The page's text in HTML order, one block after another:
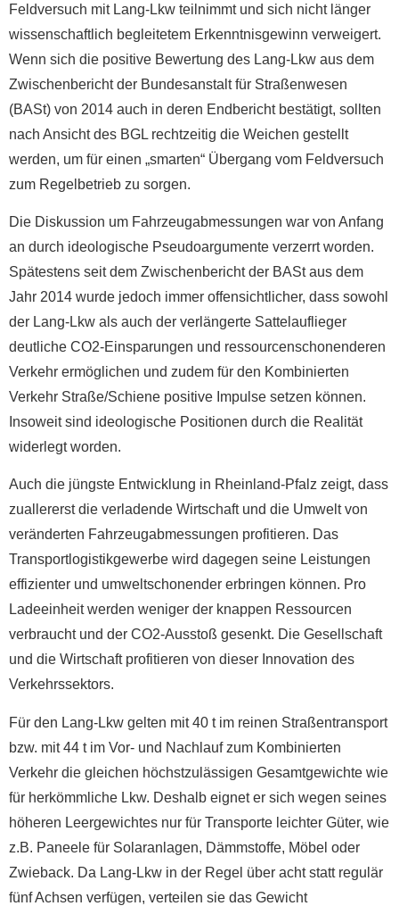
Feldversuch mit Lang-Lkw teilnimmt und sich nicht länger
wissenschaftlich begleitetem Erkenntnisgewinn verweigert.
Wenn sich die positive Bewertung des Lang-Lkw aus dem
Zwischenbericht der Bundesanstalt für Straßenwesen
(BASt) von 2014 auch in deren Endbericht bestätigt, sollten
nach Ansicht des BGL rechtzeitig die Weichen gestellt
werden, um für einen „smarten“ Übergang vom Feldversuch
zum Regelbetrieb zu sorgen.
Die Diskussion um Fahrzeugabmessungen war von Anfang
an durch ideologische Pseudoargumente verzerrt worden.
Spätestens seit dem Zwischenbericht der BASt aus dem
Jahr 2014 wurde jedoch immer offensichtlicher, dass sowohl
der Lang-Lkw ­als auch der verlängerte Sattelauflieger
deutliche CO2-Einsparungen und ressourcenschonenderen
Verkehr ermöglichen und zudem für den Kombinierten
Verkehr Straße/Schiene positive Impulse setzen können.
Insoweit sind ideologische Positionen durch die Realität
widerlegt worden.
Auch die jüngste Entwicklung in Rheinland-Pfalz zeigt, dass
zuallererst die verladende Wirtschaft und die Umwelt von
veränderten Fahrzeugabmessungen profitieren. Das
Transportlogistikgewerbe wird dagegen seine Leistungen
effizienter und umweltschonender erbringen können. Pro
Ladeeinheit werden weniger der knappen Ressourcen
verbraucht und der CO2-Ausstoß gesenkt. Die Gesellschaft
und die Wirtschaft profitieren von dieser Innovation des
Verkehrssektors.
Für den Lang-Lkw gelten mit 40 t im reinen Straßentransport
bzw. mit 44 t im Vor- und Nachlauf zum Kombinierten
Verkehr die gleichen höchstzulässigen Gesamtgewichte wie
für herkömmliche Lkw. Deshalb eignet er sich wegen seines
höheren Leergewichtes nur für Transporte leichter Güter, wie
z.B. Paneele für Solaranlagen, Dämmstoffe, Möbel oder
Zwieback. Da Lang-Lkw in der Regel über acht statt regulär
fünf Achsen verfügen, verteilen sie das Gewicht